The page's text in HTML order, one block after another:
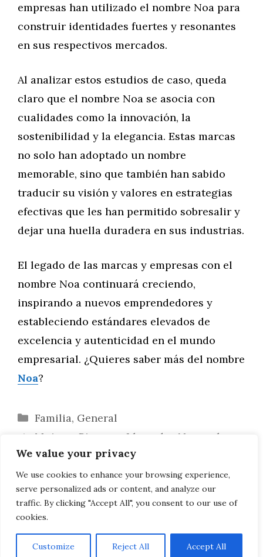
We value your privacy
We use cookies to enhance your browsing experience,
serve personalized ads or content, and analyze our
traffic. By clicking "Accept All", you consent to our use of
cookies.
Customize Reject All Accept All
empresas han utilizado el nombre Noa para
construir identidades fuertes y resonantes
en sus respectivos mercados.
Al analizar estos estudios de caso, queda
claro que el nombre Noa se asocia con
cualidades como la innovación, la
sostenibilidad y la elegancia. Estas marcas
no solo han adoptado un nombre
memorable, sino que también han sabido
traducir su visión y valores en estrategias
efectivas que les han permitido sobresalir y
dejar una huella duradera en sus industrias.
El legado de las marcas y empresas con el
nombre Noa continuará creciendo,
inspirando a nuevos emprendedores y
estableciendo estándares elevados de
excelencia y autenticidad en el mundo
empresarial. ¿Quieres saber más del nombre
Noa?
Categorías
Familia, General
Mujeres Pioneras Llamadas Noa en la
Historia de la Medicina: Innovación y Coraje
El Estilo de Vida de las Noas Famosas:
Elegancia, Poder y Autenticidad
AVISO LEGAL, POLITICA DE PRIVACIDAD, COOKIES